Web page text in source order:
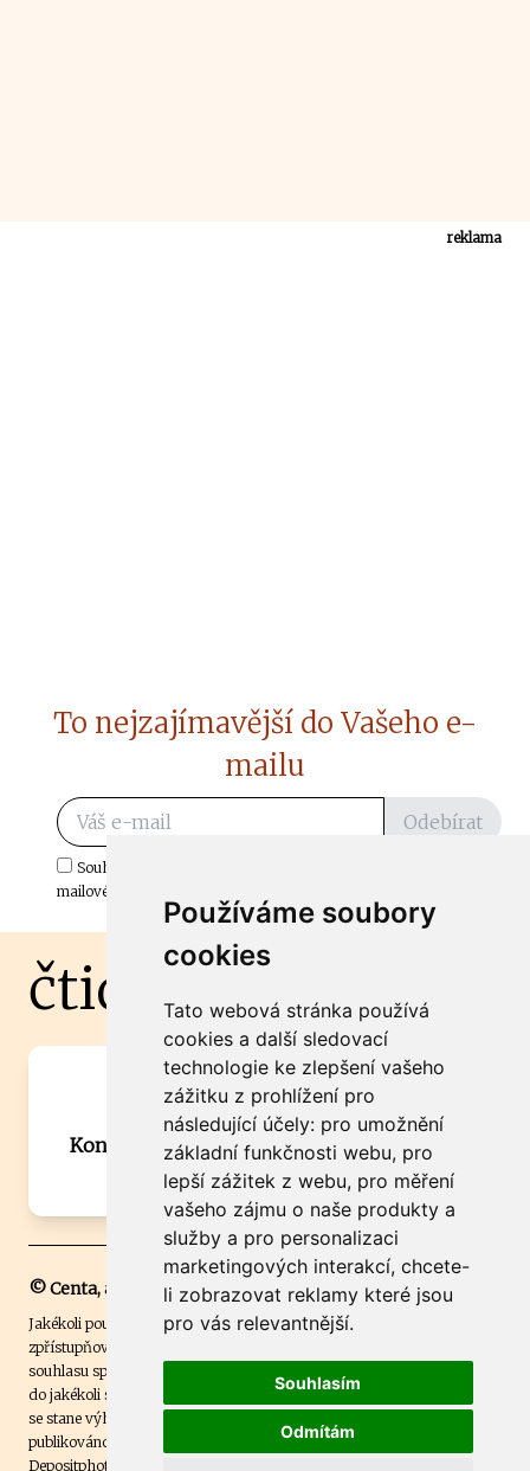
Používáme soubory
cookies
Tato webová stránka používá
cookies a další sledovací
technologie ke zlepšení vašeho
zážitku z prohlížení pro
následující účely: pro umožnění
základní funkčnosti webu, pro
lepší zážitek z webu, pro měření
vašeho zájmu o naše produkty a
služby a pro personalizaci
marketingových interakcí, chcete-
li zobrazovat reklamy které jsou
pro vás relevantnější.
Souhlasím
Odmítám
reklama
To nejzajímavější do Vašeho e-
mailu
Odebírat
Souhlasím s odběrem důležitých zpráv ze ČtiDoma.cz do mé e-
mailové schránky.
čtidoma.cz
Máte zajímavou informaci? Chcete
spolupracovat?
Kontaktujte šéfredaktora Martina Chalupu:
chalupa@ctidoma.cz
© Centa, a.s.
Jakékoli použití obsahu včetně převzetí, šíření či dalšího užití a
zpřístupňování textových či obrazových materiálů bez písemného
souhlasu společnosti Centa,a.s. je zakázáno. Čtenář svým přihlášením
do jakékoli soutěže na našem webu dává souhlas s tím, že v případě, že
se stane výhercem této soutěže, může být jeho jméno na webu
publikováno. Centa, a.s. využívala licenci ČTK a využívá fotografie z
Depositphotos